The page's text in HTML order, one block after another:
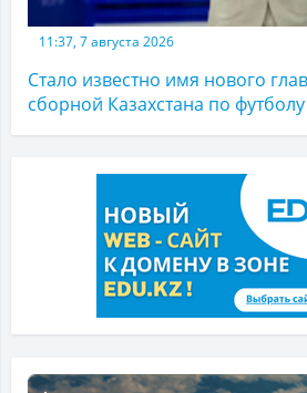
11:37, 7 августа 2026
Стало известно имя нового
сборной Казахстана по футболу